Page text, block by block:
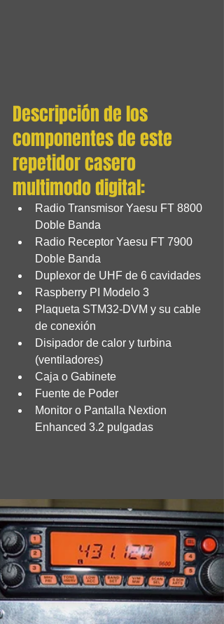
Descripción de los
componentes de este
repetidor casero
multimodo digital:
Radio Transmisor Yaesu FT 8800
Doble Banda
Radio Receptor Yaesu FT 7900
Doble Banda
Duplexor de UHF de 6 cavidades
Raspberry PI Modelo 3
Plaqueta STM32-DVM y su cable
de conexión
Disipador de calor y turbina
(ventiladores)
Caja o Gabinete
Fuente de Poder
Monitor o Pantalla Nextion
Enhanced 3.2 pulgadas